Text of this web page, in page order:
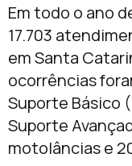
Em todo o ano
17.703
em Santa
ocorrências
Suporte Básico
Suporte
motolâncias e